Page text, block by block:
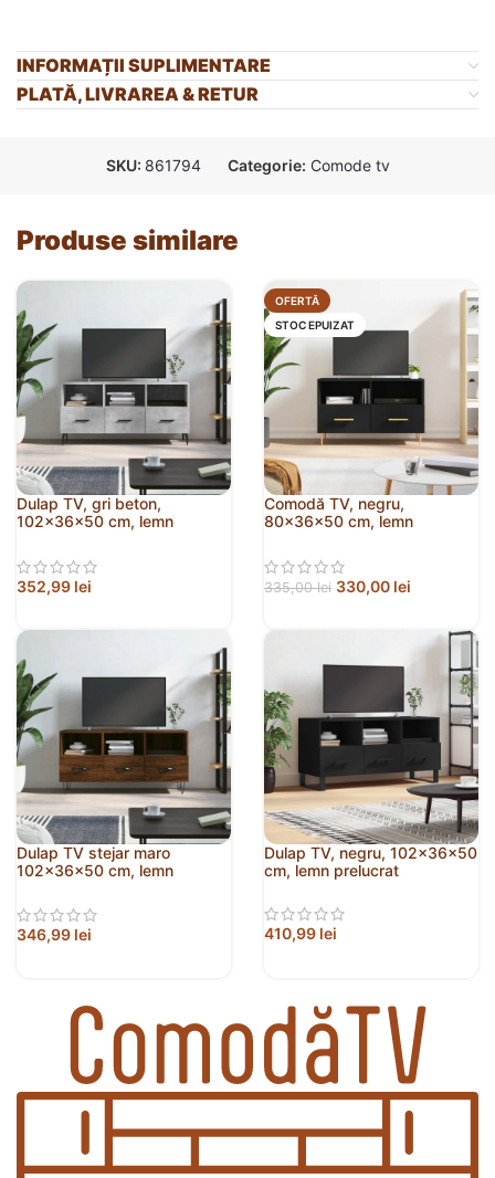
INFORMAȚII SUPLIMENTARE
PLATĂ, LIVRAREA & RETUR
SKU: 861794 Categorie: Comode tv
Produse similare
Dulap TV, gri beton,
102x36x50 cm, lemn
352,99 lei
OFERTĂ
STOC EPUIZAT
Comodă TV, negru,
80x36x50 cm, lemn
335,00lei 330,00 lei
Dulap TV stejar maro
102x36x50 cm, lemn
346,99 lei
Dulap TV, negru, 102x36x50
cm, lemn prelucrat
410,99 lei